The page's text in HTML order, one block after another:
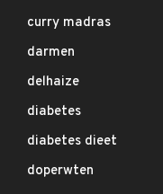
curry madras
darmen
delhaize
diabetes
diabetes dieet
doperwten